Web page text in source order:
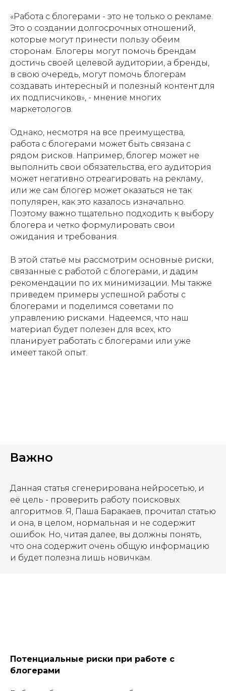
«Работа с блогерами - это не только о рекламе.
Это о создании долгосрочных отношений,
которые могут принести пользу обеим
сторонам. Блогеры могут помочь брендам
достичь своей целевой аудитории, а бренды,
в свою очередь, могут помочь блогерам
создавать интересный и полезный контент для
их подписчиков», - мнение многих
маркетологов.
Однако, несмотря на все преимущества,
работа с блогерами может быть связана с
рядом рисков. Например, блогер может не
выполнить свои обязательства, его аудитория
может негативно отреагировать на рекламу,
или же сам блогер может оказаться не так
популярен, как это казалось изначально.
Поэтому важно тщательно подходить к выбору
блогера и четко формулировать свои
ожидания и требования.
В этой статье мы рассмотрим основные риски,
связанные с работой с блогерами, и дадим
рекомендации по их минимизации. Мы также
приведем примеры успешной работы с
блогерами и поделимся советами по
управлению рисками. Надеемся, что наш
материал будет полезен для всех, кто
планирует работать с блогерами или уже
имеет такой опыт.
Важно
Данная статья сгенерирована нейросетью, и
её цель - проверить работу поисковых
алгоритмов. Я, Паша Баракаев, прочитал статью
и она, в целом, нормальная и не содержит
ошибок. Но, читая далее, вы должны понять,
что она содержит очень общую информацию
и будет полезна лишь новичкам.
Потенциальные риски при работе с
блогерами